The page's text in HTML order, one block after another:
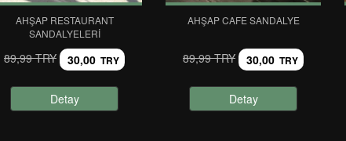
AHŞAP RESTAURANT
SANDALYELERI
89,99 TRY 30,00 TRY
Detay
AHŞAP CAFE SANDALYE
89,99 TRY 30,00 TRY
Detay